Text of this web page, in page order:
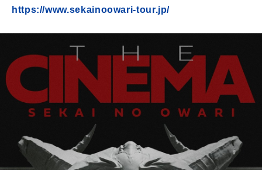
https://www.sekainoowari-tour.jp/